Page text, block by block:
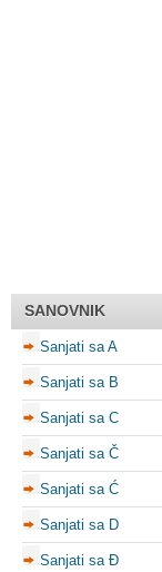
SANOVNIK
Sanjati sa A
Sanjati sa B
Sanjati sa C
Sanjati sa Č
Sanjati sa Ć
Sanjati sa D
Sanjati sa Đ